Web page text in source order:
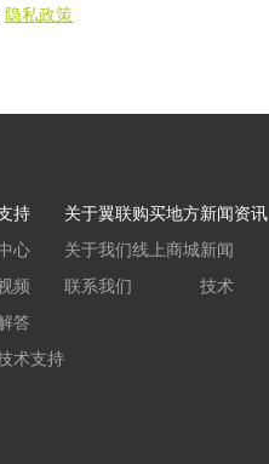
隐私政策
持
心
频
答
术支持
关于翼联
关于我们
联系我们
购买地方
线上商城
新闻资讯
新闻
技术